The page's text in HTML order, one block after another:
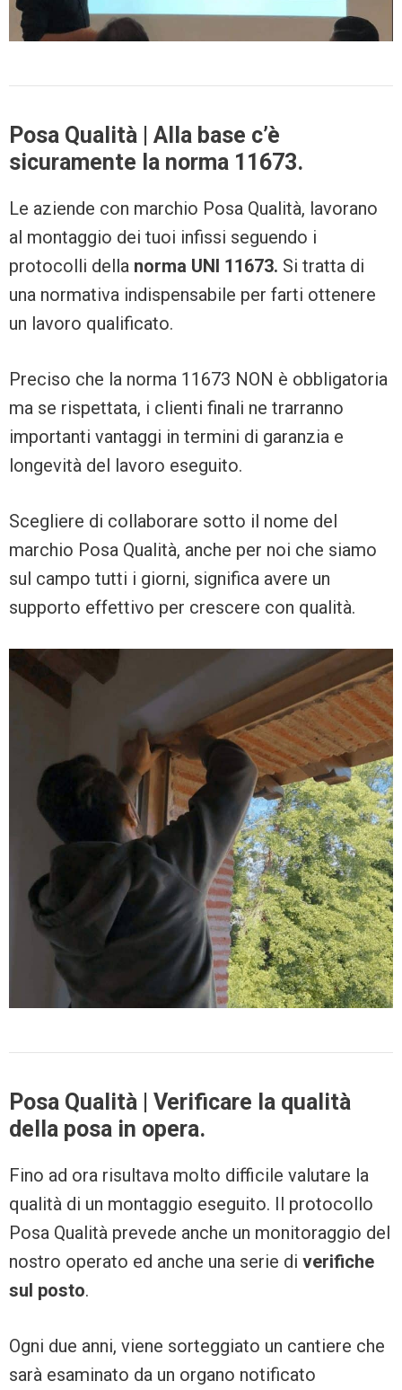
Posa Qualità | Alla base c’è
sicuramente la norma 11673.
Le aziende con marchio Posa Qualità, lavorano
al montaggio dei tuoi infissi seguendo i
protocolli della norma UNI 11673. Si tratta di
una normativa indispensabile per farti ottenere
un lavoro qualificato.
Preciso che la norma 11673 NON è obbligatoria
ma se rispettata, i clienti finali ne trarranno
importanti vantaggi in termini di garanzia e
longevità del lavoro eseguito.
Scegliere di collaborare sotto il nome del
marchio Posa Qualità, anche per noi che siamo
sul campo tutti i giorni, significa avere un
supporto effettivo per crescere con qualità.
Posa Qualità | Verificare la qualità
della posa in opera.
Fino ad ora risultava molto difficile valutare la
qualità di un montaggio eseguito. Il protocollo
Posa Qualità prevede anche un monitoraggio del
nostro operato ed anche una serie di verifiche
sul posto.
Ogni due anni, viene sorteggiato un cantiere che
sarà esaminato da un organo notificato